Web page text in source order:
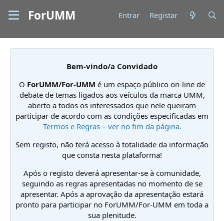
ForUMM Entrar Registar
Bem-vindo/a Convidado
O ForUMM/For-UMM é um espaço público on-line de
debate de temas ligados aos veículos da marca UMM,
aberto a todos os interessados que nele queiram
participar de acordo com as condições especificadas em
Termos e Regras – ver no fim da página.
Sem registo, não terá acesso à totalidade da informação
que consta nesta plataforma!
Após o registo deverá apresentar-se à comunidade,
seguindo as regras apresentadas no momento de se
apresentar. Após a aprovação da apresentação estará
pronto para participar no ForUMM/For-UMM em toda a
sua plenitude.